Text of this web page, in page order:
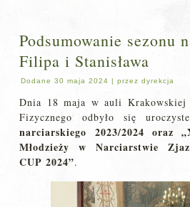
Podsumowanie sezonu
Filipa i Stanisława
Dodane 30 maja 2024 |przez dyrekcja
Dnia 18 maja w auli Krakowskiej
Fizycznego odbyło się
narciarskiego 2023/2024
Młodzieży w Narciarstwie
CUP 2024”.